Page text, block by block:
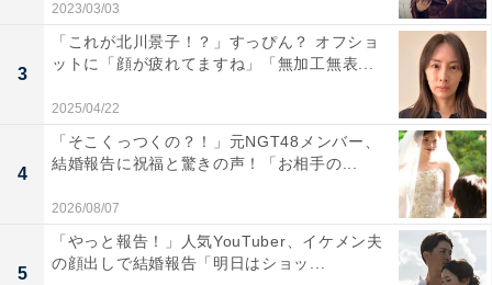
2023/03/03
3
「これが北川景子！？」すっぴん？ オフショ
ットに「顔が疲れてますね」「無加工無表...
2025/04/22
4
「そこくっつくの？！」元NGT48メンバー、
結婚報告に祝福と驚きの声！「お相手の...
2026/08/07
5
「やっと報告！」人気YouTuber、イケメン夫
の顔出しで結婚報告「明日はショッ...